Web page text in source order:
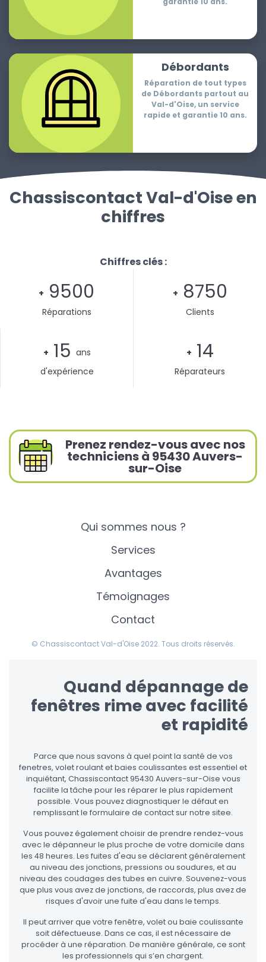
Débordants
Réparation de tout types
de Débordants partout au
Val-d'Oise, un service
rapide et garantie 10 ans.
Chassiscontact Val-d'Oise en
chiffres
Chiffres clés :
+ 9500
Réparations
+ 8750
Clients
+ 15 ans
d'expérience
+ 14
Réparateurs
Prenez rendez-vous avec nos
techniciens à 95430 Auvers-
sur-Oise
Qui sommes nous ?
Services
Avantages
Témoignages
Contact
© Chassiscontact Val-d'Oise 2022. Tous droits réservés.
Quand dépannage de
fenêtres rime avec facilité
et rapidité
Parce que nous savons à quel point la santé de vos
fenetres, volet roulant et baies coulissantes est essentiel et
inquiétant, Chassiscontact 95430 Auvers-sur-Oise vous
facilite la tâche pour les réparer le plus rapidement
possible. Vous pouvez diagnostiquer le défaut en
remplissant le formulaire de contact sur notre sitee.
Vous pouvez également choisir de prendre rendez-vous
avec le dépanneur le plus proche de votre domicile dans
les 48 heures. Les fuites d'eau se déclarent généralement
au niveau des jonctions, pressions ou soudures, et au
niveau des coudages des tubes en cuivre. Souvenez-vous
que plus vous avez de jonctions, de raccords, plus avez de
risques d'avoir une fuite d'eau dans le temps.
Il peut arriver que votre fenêtre, volet ou baie coulissante
soit défectueuse. Dans ce cas, il est nécessaire de
procéder à une réparation. De manière générale, ce sont
les professionnels qui s’en chargent.